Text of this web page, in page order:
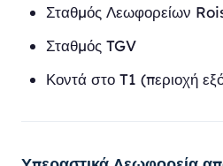
Σταθμός Λεωφορείων
Σταθμός TGV
Κοντά στο T1 (περιοχή